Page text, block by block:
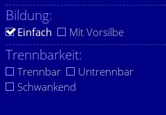
Bildung:
Einfach Mit Vorsilbe
Trennbarkeit:
Trennbar
Untrennbar
Schwankend